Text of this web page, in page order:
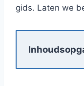
gids. Laten we